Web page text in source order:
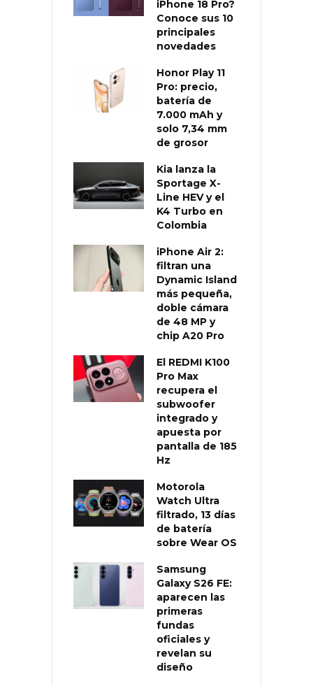
iPhone 18 Pro?
Conoce sus 10
principales
novedades
Honor Play 11
Pro: precio,
batería de
7.000 mAh y
solo 7,34 mm
de grosor
Kia lanza la
Sportage X-
Line HEV y el
K4 Turbo en
Colombia
iPhone Air 2:
filtran una
Dynamic Island
más pequeña,
doble cámara
de 48 MP y
chip A20 Pro
El REDMI K100
Pro Max
recupera el
subwoofer
integrado y
apuesta por
pantalla de 185
Hz
Motorola
Watch Ultra
filtrado, 13 días
de batería
sobre Wear OS
Samsung
Galaxy S26 FE:
aparecen las
primeras
fundas
oficiales y
revelan su
diseño